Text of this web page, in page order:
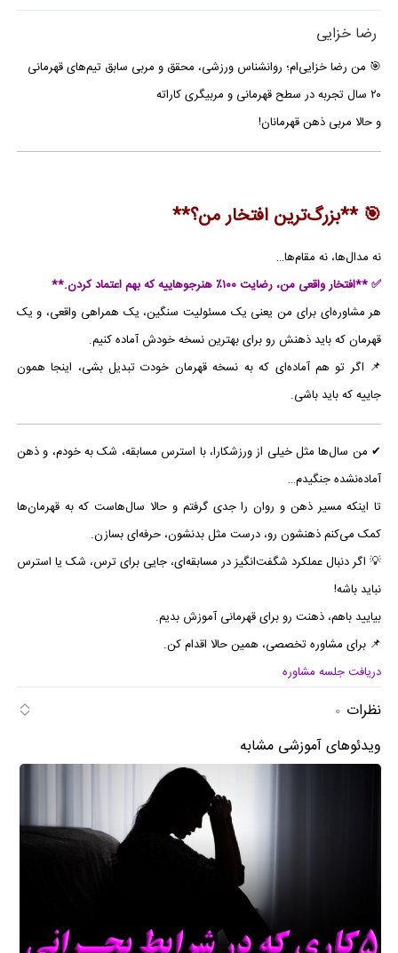
رضا خزایی
🎯 من رضا خزایی‌ام؛ روانشناس ورزشی، محقق و مربی سابق تیم‌های قهرمانی
۲۰ سال تجربه در سطح قهرمانی و مربیگری کاراته
و حالا مربی ذهن قهرمانان!
🎯 **بزرگ‌ترین افتخار من؟**
نه مدال‌ها، نه مقام‌ها…
✅ **افتخار واقعی من، رضایت ۱۰۰٪ هنرجوهاییه که بهم اعتماد کردن.**
هر مشاوره‌ای برای من یعنی یک مسئولیت سنگین، یک همراهی واقعی، و یک
قهرمان که باید ذهنش رو برای بهترین نسخه خودش آماده کنیم.
📌 اگر تو هم آماده‌ای که به نسخه قهرمان خودت تبدیل بشی، اینجا همون
جاییه که باید باشی.
✔ من سال‌ها مثل خیلی از ورزشکارا، با استرس مسابقه، شک به خودم، و ذهن
آماده‌نشده جنگیدم…
تا اینکه مسیر ذهن و روان را جدی گرفتم و حالا سال‌هاست که به قهرمان‌ها
کمک می‌کنم ذهنشون رو، درست مثل بدنشون، حرفه‌ای بسازن.
💡 اگر دنبال عملکرد شگفت‌انگیز در مسابقه‌ای، جایی برای ترس، شک یا استرس
نباید باشه!
بیایید باهم، ذهنت رو برای قهرمانی آموزش بدیم.
📌 برای مشاوره تخصصی، همین حالا اقدام کن.
دریافت جلسه مشاوره
نظرات 0
ویدئوهای آموزشی مشابه